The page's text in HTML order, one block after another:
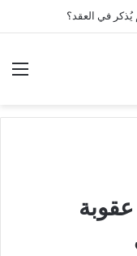
في العقد؟